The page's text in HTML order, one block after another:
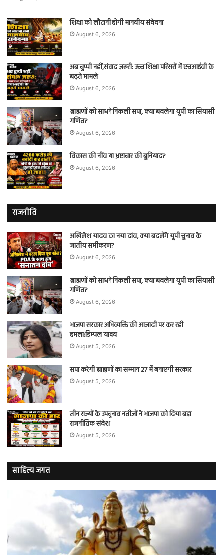
शिक्षा को लौटानी होगी मानवीय संवेदना
August 6, 2026
अब चुप्पी नहीं,संवाद ज़रूरी: उच्च शिक्षा परिसरों में एचआईवी के
बढ़ते मामले
August 6, 2026
ब्राह्मणों को साधने निकली सपा, क्या बदलेगा यूपी का सियासी
गणित?
August 6, 2026
विकास की नींव या भ्रष्टाचार की बुनियाद?
August 6, 2026
राजनीति
अखिलेश यादव का नया दांव, क्या बदलेंगे यूपी चुनाव के
जातीय समीकरण?
August 6, 2026
ब्राह्मणों को साधने निकली सपा, क्या बदलेगा यूपी का सियासी
गणित?
August 6, 2026
भाजपा सरकार अभिव्यक्ति की आजादी पर कर रही
हमला:डिम्पल यादव
August 5, 2026
सपा करेगी ब्राह्मणों का सम्मान 27 में बनाएगी सरकार
August 5, 2026
तीन राज्यों के उपचुनाव नतीजों ने भाजपा को दिया बड़ा
राजनीतिक संदेश
August 5, 2026
साहित्य जगत